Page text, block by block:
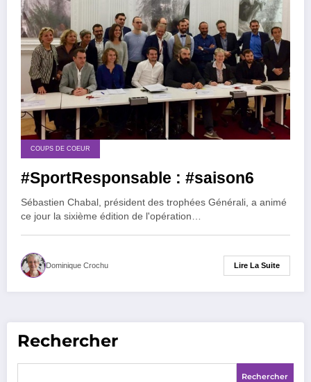
COUPS DE COEUR
#SportResponsable : #saison6
Sébastien Chabal, président des trophées Générali, a animé
ce jour la sixième édition de l'opération…
Dominique Crochu Lire La Suite
Rechercher
Rechercher